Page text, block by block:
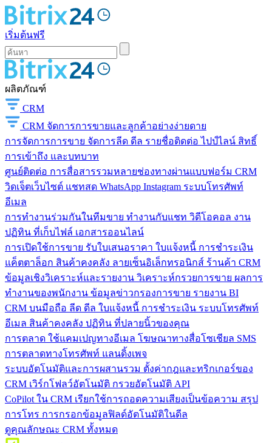
เริ่มต้นฟรี
ผลิตภัณฑ์
CRM
CRM จัดการการขายและลูกค้าอย่างง่ายดาย
การจัดการการขาย จัดการลีด ดีล รายชื่อติดต่อ ไปป์ไลน์ สิทธิ์
การเข้าถึง และบทบาท
ศูนย์ติดต่อ การสื่อสารรวมหลายช่องทางผ่านแบบฟอร์ม CRM
วิดเจ็ตเว็บไซต์ แชทสด WhatsApp Instagram ระบบโทรศัพท์
อีเมล
การทำงานร่วมกันในทีมขาย ทำงานกับแชท วิดีโอคอล งาน
ปฏิทิน ที่เก็บไฟล์ เอกสารออนไลน์
การเปิดใช้การขาย รับใบเสนอราคา ใบแจ้งหนี้ การชำระเงิน
แค็ตตาล็อก สินค้าคงคลัง ลายเซ็นอิเล็กทรอนิกส์ ร้านค้า CRM
ข้อมูลเชิงวิเคราะห์และรายงาน วิเคราะห์กรวยการขาย ผลการ
ทำงานของพนักงาน ข้อมูลข่าวกรองการขาย รายงาน BI
CRM บนมือถือ ลีด ดีล ใบแจ้งหนี้ การชำระเงิน ระบบโทรศัพท์
อีเมล สินค้าคงคลัง ปฏิทิน ที่ปลายนิ้วของคุณ
การตลาด ใช้แคมเปญทางอีเมล โฆษณาทางสื่อโซเชียล SMS
การตลาดทางโทรศัพท์ แลนดิ้งเพจ
ระบบอัตโนมัติและการผสานรวม ตั้งค่ากฎและทริกเกอร์ของ
CRM เวิร์กโฟลว์อัตโนมัติ กรวยอัตโนมัติ API
CoPilot ใน CRM เรียกใช้การถอดความเสียงเป็นข้อความ สรุป
การโทร การกรอกข้อมูลฟิลด์อัตโนมัติในดีล
ดูคุณลักษณะ CRM ทั้งหมด